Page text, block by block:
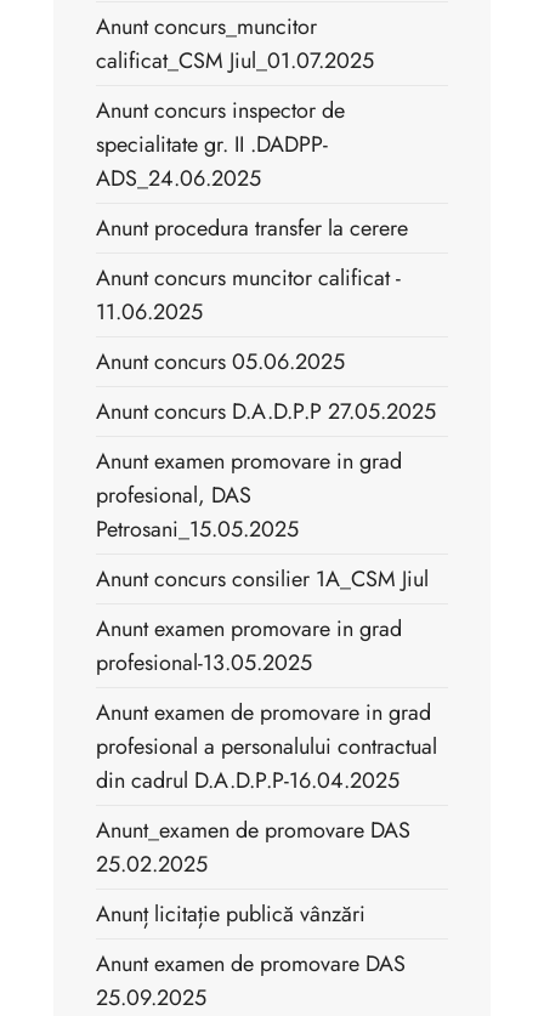
Anunt concurs_muncitor
calificat_CSM Jiul_01.07.2025
Anunt concurs inspector de
specialitate gr. II .DADPP-
ADS_24.06.2025
Anunt procedura transfer la cerere
Anunt concurs muncitor calificat -
11.06.2025
Anunt concurs 05.06.2025
Anunt concurs D.A.D.P.P 27.05.2025
Anunt examen promovare in grad
profesional, DAS
Petrosani_15.05.2025
Anunt concurs consilier 1A_CSM Jiul
Anunt examen promovare in grad
profesional-13.05.2025
Anunt examen de promovare in grad
profesional a personalului contractual
din cadrul D.A.D.P.P-16.04.2025
Anunt_examen de promovare DAS
25.02.2025
Anunț licitație publică vânzări
Anunt examen de promovare DAS
25.09.2025